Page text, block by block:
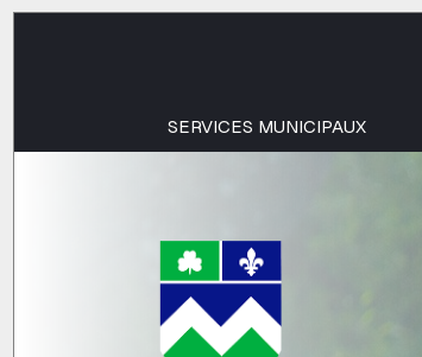
SERVICES MUNICIPAUX